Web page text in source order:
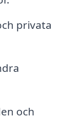
privata
och